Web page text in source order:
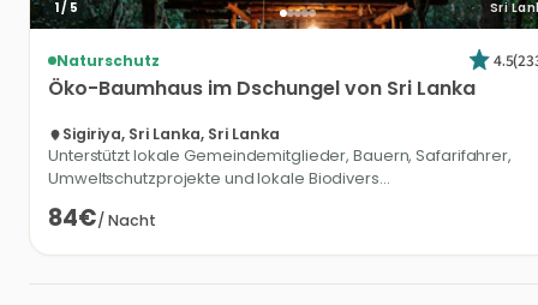
1/ 5 Sri
Naturschutz 4.5(
Öko-Baumhaus im Dschungelvon Sri Lanka
Sigiriya, Sri Lanka, Sri Lanka
Unterstützt lokale Gemeindemitglieder, Bauern, Safarifahrer,
Umweltschutzprojekte und lokale Biodivers...
84€/Nacht